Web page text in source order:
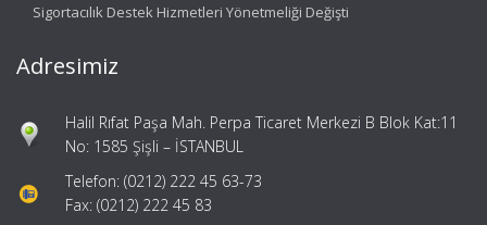
Sigortacılık Destek Hizmetleri Yönetmeliği Değişti
Adresimiz
Halil Rıfat Paşa Mah. Perpa Ticaret Merkezi B Blok Kat:11
No: 1585 Şişli – İSTANBUL
Telefon: (0212) 222 45 63-73
Fax: (0212) 222 45 83